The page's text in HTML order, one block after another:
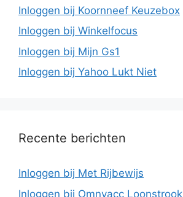
Inloggen bij Koornneef Keuzebox
Inloggen bij Winkelfocus
Inloggen bij Mijn Gs1
Inloggen bij Yahoo Lukt Niet
Recente berichten
Inloggen bij Met Rijbewijs
Inloggen bij Omnyacc Loonstrook